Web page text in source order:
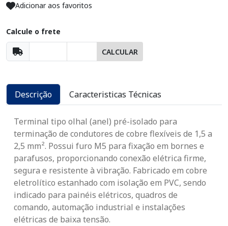
Adicionar aos favoritos
Calcule o frete
CALCULAR
Descrição Caracteristicas Técnicas
Terminal tipo olhal (anel) pré-isolado para
terminação de condutores de cobre flexíveis de 1,5 a
2,5 mm². Possui furo M5 para fixação em bornes e
parafusos, proporcionando conexão elétrica firme,
segura e resistente à vibração. Fabricado em cobre
eletrolítico estanhado com isolação em PVC, sendo
indicado para painéis elétricos, quadros de
comando, automação industrial e instalações
elétricas de baixa tensão.